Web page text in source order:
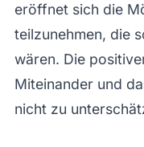
eröffnet sich die
teilzunehmen, die
wären. Die
Miteinander und
nicht zu